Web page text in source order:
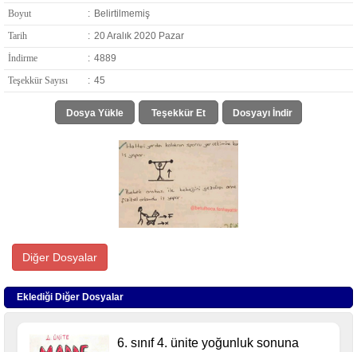
Boyut : Belirtilmemiş
Tarih
: 20 Aralık 2020 Pazar
İndirme
: 4889
Teşekkür Sayısı
: 45
Dosya Yükle Teşekkür Et Dosyayı İndir
Diğer Dosyalar
Eklediği Diğer Dosyalar
6. sınıf 4. ünite yoğunluk sonuna